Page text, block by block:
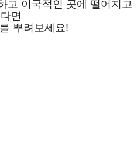
고 이국적인 곳에 떨어지고
면
뿌려보세요!